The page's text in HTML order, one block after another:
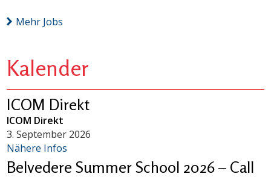
Mehr Jobs
Kalender
ICOM Direkt
ICOM Direkt
3. September 2026
Nähere Infos
Belvedere Summer School 2026 – Call